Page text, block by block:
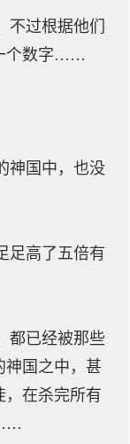
过根据他们
个数字……
国中，也没
高了五倍有
已经被那些
神国之中，甚
，在杀完所有